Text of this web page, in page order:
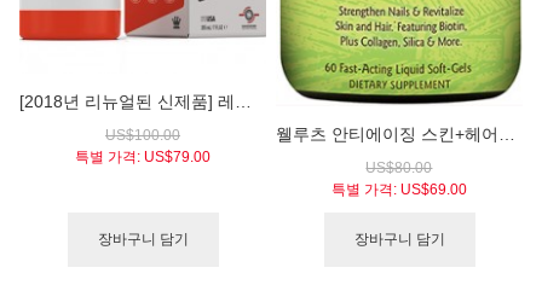
US$100.00
특별 가격: US$79.00
장바구니 담기
US$80.00
특별 가격: US$69.00
장바구니 담기